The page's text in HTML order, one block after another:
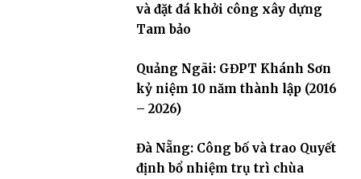
và đặt đá khởi công xây dựng
Tam bảo
Quảng Ngãi: GĐPT Khánh Sơn
kỷ niệm 10 năm thành lập (2016
– 2026)
Đà Nẵng: Công bố và trao Quyết
định bổ nhiệm trụ trì chùa